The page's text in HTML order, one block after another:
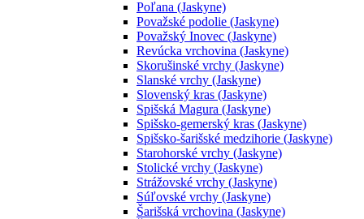
Poľana (Jaskyne)
Považské podolie (Jaskyne)
Považský Inovec (Jaskyne)
Revúcka vrchovina (Jaskyne)
Skorušinské vrchy (Jaskyne)
Slanské vrchy (Jaskyne)
Slovenský kras (Jaskyne)
Spišská Magura (Jaskyne)
Spišsko-gemerský kras (Jaskyne)
Spišsko-šarišské medzihorie (Jaskyne)
Starohorské vrchy (Jaskyne)
Stolické vrchy (Jaskyne)
Strážovské vrchy (Jaskyne)
Súľovské vrchy (Jaskyne)
Šarišská vrchovina (Jaskyne)